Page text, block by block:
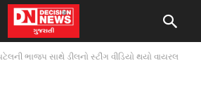
ભાજપ સાથે ડીલનો સ્ટીંગ વીડિયો થયો વાયરલ